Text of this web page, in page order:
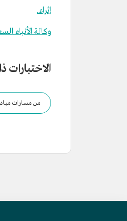
إثراء.
وكالة الأنباء
الاختبارات
من مسارات